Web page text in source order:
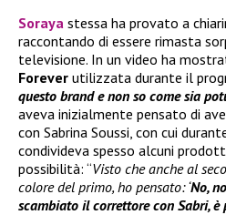
Soraya stessa ha provato a
raccontando di essere rimasta
televisione. In un video ha
Forever utilizzata durante il
questo brand e non so come sia
aveva inizialmente pensato di
con Sabrina Soussi, con cui
condivideva spesso alcuni
possibilità: “Visto che anche al
colore del primo, ho pensato: ‘No,
scambiato il correttore con Sabri,